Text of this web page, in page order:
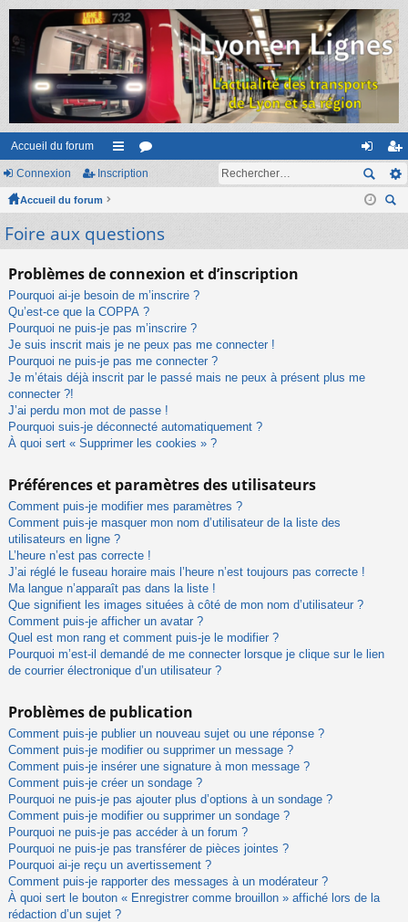
Accueil du forum
ac
ur
s
or
m
on
ne
ns
cri
Connexion Inscription
Accueil du forum
Foire aux questions
Problèmes de connexion et d’inscription
Pourquoi ai-je besoin de m’inscrire ?
Qu’est-ce que la COPPA ?
Pourquoi ne puis-je pas m’inscrire ?
Je suis inscrit mais je ne peux pas me connecter !
Pourquoi ne puis-je pas me connecter ?
Je m’étais déjà inscrit par le passé mais ne peux à présent plus me
connecter ?!
J’ai perdu mon mot de passe !
Pourquoi suis-je déconnecté automatiquement ?
À quoi sert « Supprimer les cookies » ?
Préférences et paramètres des utilisateurs
Comment puis-je modifier mes paramètres ?
Comment puis-je masquer mon nom d’utilisateur de la liste des
utilisateurs en ligne ?
L’heure n’est pas correcte !
J’ai réglé le fuseau horaire mais l’heure n’est toujours pas correcte !
Ma langue n’apparaît pas dans la liste !
Que signifient les images situées à côté de mon nom d’utilisateur ?
Comment puis-je afficher un avatar ?
Quel est mon rang et comment puis-je le modifier ?
Pourquoi m’est-il demandé de me connecter lorsque je clique sur le lien
de courrier électronique d’un utilisateur ?
Problèmes de publication
Comment puis-je publier un nouveau sujet ou une réponse ?
Comment puis-je modifier ou supprimer un message ?
Comment puis-je insérer une signature à mon message ?
Comment puis-je créer un sondage ?
Pourquoi ne puis-je pas ajouter plus d’options à un sondage ?
Comment puis-je modifier ou supprimer un sondage ?
Pourquoi ne puis-je pas accéder à un forum ?
Pourquoi ne puis-je pas transférer de pièces jointes ?
Pourquoi ai-je reçu un avertissement ?
Comment puis-je rapporter des messages à un modérateur ?
À quoi sert le bouton « Enregistrer comme brouillon » affiché lors de la
rédaction d’un sujet ?